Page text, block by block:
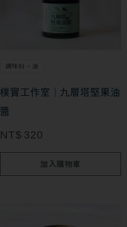
調味料・油
樸實工作室｜九層塔堅果油
醬
NT$ 320
加入購物車